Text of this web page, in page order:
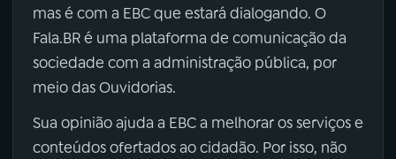
mas é com a EBC que estará dialogando. O
Fala.BR é uma plataforma de comunicação da
sociedade com a administração pública, por
meio das Ouvidorias.
Sua opinião ajuda a EBC a melhorar os serviços e
conteúdos ofertados ao cidadão. Por isso, não